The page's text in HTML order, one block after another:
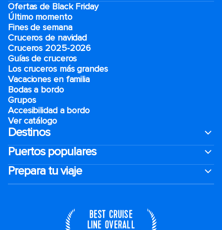
Ofertas de Black Friday
Último momento
Fines de semana
Cruceros de navidad
Cruceros 2025-2026
Guías de cruceros
Los cruceros más grandes
Vacaciones en familia
Bodas a bordo
Grupos
Accesibilidad a bordo
Ver catálogo
Destinos
Puertos populares
Prepara tu viaje